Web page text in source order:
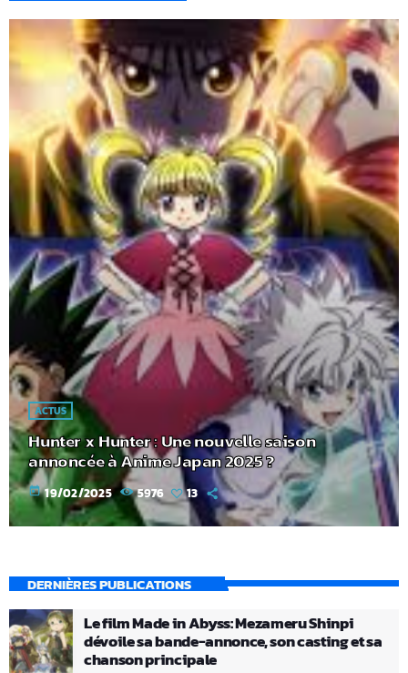
ACTUS
Hunter x Hunter : Une nouvelle saison
annoncée à Anime Japan 2025 ?
today 19/02/2025 5976 13
DERNIÈRES PUBLICATIONS
Le film Made in Abyss: Mezameru Shinpi
dévoile sa bande-annonce, son casting et sa
chanson principale